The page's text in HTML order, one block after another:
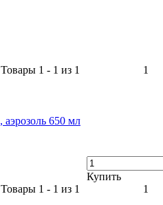
Товары 1 - 1 из 1 1
аэрозоль 650 мл
Купить
Товары 1 - 1 из 1 1